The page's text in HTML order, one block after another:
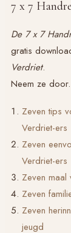
7 x 7
De 7 x 7
gratis
Verdriet.
Neem ze
Zeven tips
Verdriet-ers
Zeven
Verdriet-ers
Zeven maal
Zeven
Zeven
jeugd